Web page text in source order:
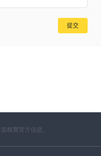
提交
核實官方信息。